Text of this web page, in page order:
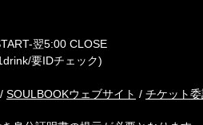
翌5:00 CLOSE
要IDチェック)
/ SOULBOOKウェブサイト / チケット